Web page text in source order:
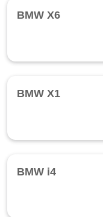
BMW X6
BMW X1
BMW i4